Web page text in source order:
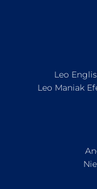
Leo
Leo Maniak